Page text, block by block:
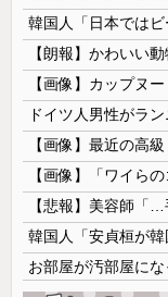
【画像】カップヌ
【画像】最近の高
【画像】「ワイら
【悲報】美容師「
お部屋が汚部屋にな